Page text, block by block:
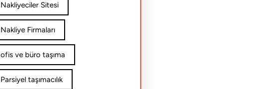
Nakliyeciler Sitesi
Nakliye Firmaları
ofis ve büro taşıma
Parsiyel taşımacılık